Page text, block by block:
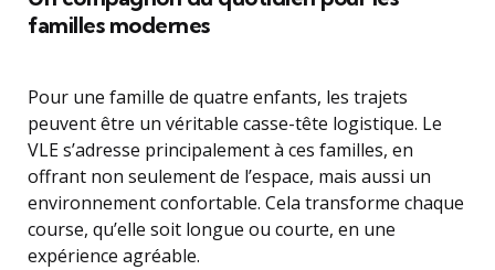
familles modernes
Pour une famille de quatre enfants, les trajets
peuvent être un véritable casse-tête logistique. Le
VLE s’adresse principalement à ces familles, en
offrant non seulement de l’espace, mais aussi un
environnement confortable. Cela transforme chaque
course, qu’elle soit longue ou courte, en une
expérience agréable.